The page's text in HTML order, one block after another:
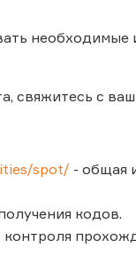
свяжитесь с
spot/ - общая
кодов.